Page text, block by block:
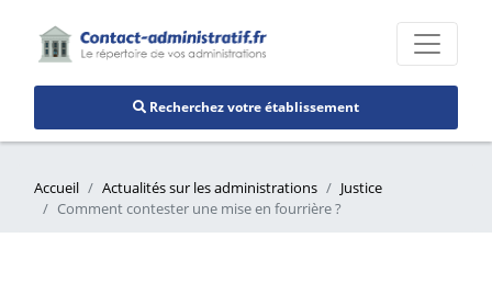
Recherchez votre établissement
Accueil Actualités sur les administrations
Justice
Comment contester une mise en fourrière ?